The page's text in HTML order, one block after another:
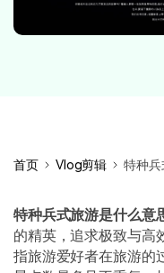
首页 Vlog剪辑 特种兵
特种兵式旅游是什么意
的精英，追求极致与高
指旅游爱好者在旅游的